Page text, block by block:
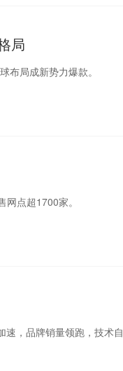
局
布局成新势力爆款。
点超1700家。
，品牌销量领跑，技术自